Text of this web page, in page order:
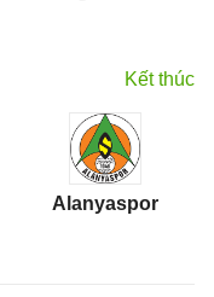
Kết thúc
Alanyaspor